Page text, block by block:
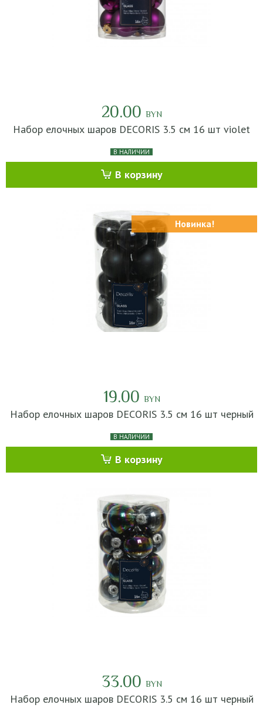
20.00 BYN
Набор елочных шаров DECORIS 3.5 см 16 шт violet
В НАЛИЧИИ
В корзину
Новинка!
19.00 BYN
Набор елочных шаров DECORIS 3.5 см 16 шт черный
В НАЛИЧИИ
В корзину
33.00 BYN
Набор елочных шаров DECORIS 3.5 см 16 шт черный